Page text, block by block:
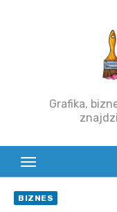
Grafika,
BIZNES